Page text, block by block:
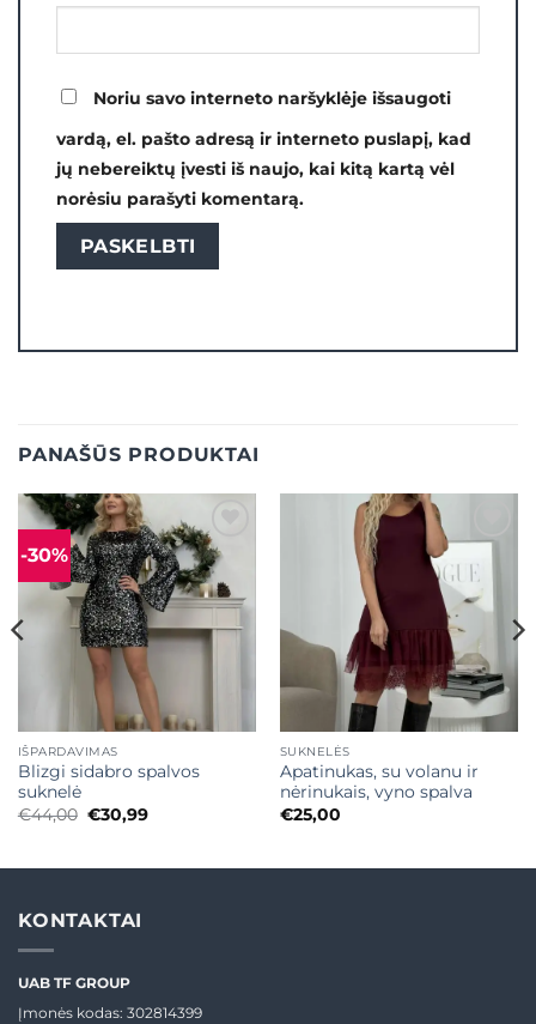
Noriu savo interneto naršyklėje išsaugoti
vardą, el. pašto adresą ir interneto puslapį, kad
jų nebereiktų įvesti iš naujo, kai kitą kartą vėl
norėsiu parašyti komentarą.
PANAŠŪS PRODUKTAI
-30% Mėgstamiausias
IŠPARDAVIMAS
Blizgi sidabro spalvos
suknelė
€44,00 Original
price
€30,99Current
Mėgstamiausias
SUKNELĖS
Apatinukas, su volanu ir
nėrinukais, vyno spalva
€25,00
KONTAKTAI
UAB TF GROUP
Įmonės kodas: 302814399